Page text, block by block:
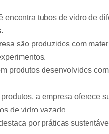
Balão
Banho
Equipamento
encontra tubos de vidro de
são produzidos com
produtos desenvolvidos
a empresa oferece
de vidro vazado.
por práticas